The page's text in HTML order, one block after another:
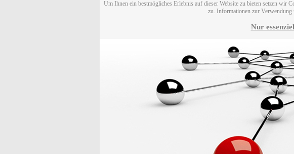
Um Ihnen ein bestmögliches Erlebnis auf dieser Website zu bieten setzen
zu. Informationen zur
Nur